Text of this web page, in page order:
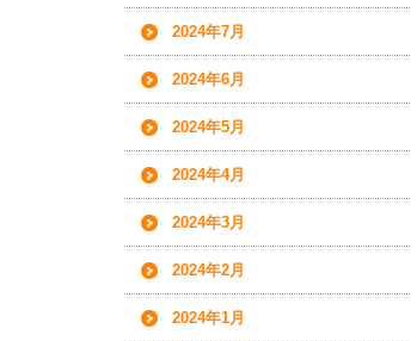
2024年7月
2024年6月
2024年5月
2024年4月
2024年3月
2024年2月
2024年1月